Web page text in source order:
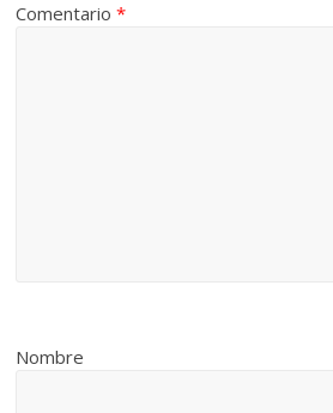
Comentario*
Nombre